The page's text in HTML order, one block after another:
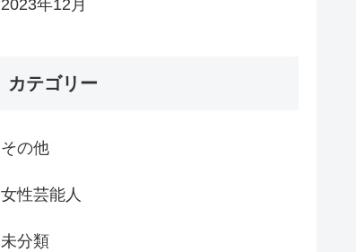
2023年12月
カテゴリー
その他
女性芸能人
未分類